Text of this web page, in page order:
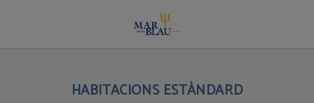
HABITACIONS ESTÀNDARD